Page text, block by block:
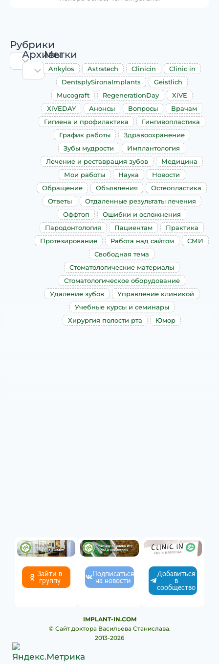
Рубрики
Архивы
Метки
Ankylos Astratech Clinicin
Clinic in
DentsplySironaImplants
Geistlich
Mucograft
RegenerationDay
XiVE
XiVEDAY
Анонсы Вопросы
Врачам
Гигиена и профилактика
Гингивопластика
График работы
Здравоохранение
Зубы мудрости
Имплантология
Лечение и реставрация зубов
Медицина
Мои работы
Наука
Новости
Обращение
Объявления
Остеопластика
Ответы
Отдаленные результаты лечения
Оффтоп
Ошибки и осложнения
Пародонтология
Пациентам
Практика
Протезирование
Работа над сайтом
СМИ
Свободная тема
Стоматологические материалы
Стоматологическое оборудование
Удаление зубов
Управление клиникой
Учебные курсы и семинары
Хирургия полости рта
Юмор
Зайти в
группу
Подписаться
на новости
Добавиться
в
сообщество
IMPLANT-IN.COM
© Сайт доктора Васильева Станислава.
2013-2026